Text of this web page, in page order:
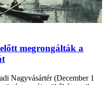
megrongálták a
Nagyvásártér (December 1